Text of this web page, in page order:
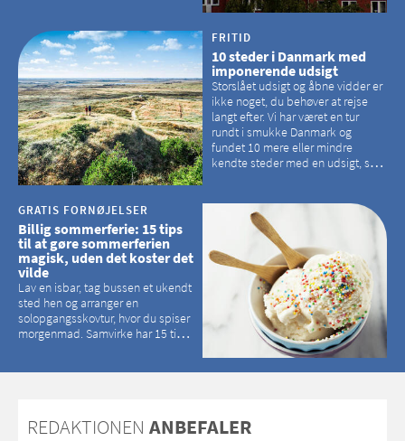
hvilke kirker, der er en omvej værd
FRITID
10 steder i Danmark med
imponerende udsigt
Storslået udsigt og åbne vidder er
ikke noget, du behøver at rejse
langt efter. Vi har været en tur
rundt i smukke Danmark og
fundet 10 mere eller mindre
kendte steder med en udsigt, som
GRATIS FORNØJELSER
Billig sommerferie: 15 tips
til at gøre sommerferien
magisk, uden det koster det
vilde
Lav en isbar, tag bussen et ukendt
sted hen og arranger en
solopgangsskovtur, hvor du spiser
morgenmad. Samvirke har 15 tips
REDAKTIONEN ANBEFALER